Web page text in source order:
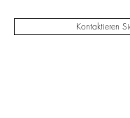
Kontaktieren